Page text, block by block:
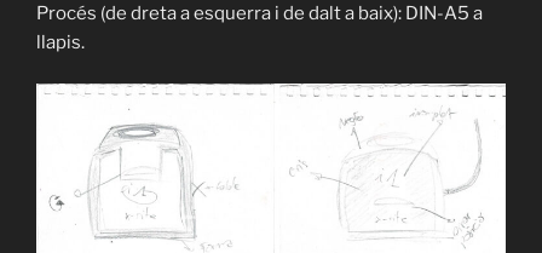
Procés (de dreta a esquerra i de dalt a baix): DIN-A5 a
llapis.